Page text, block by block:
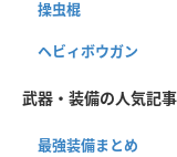
操虫棍
ヘビィボウガン
武器・装備の人気記事
最強装備まとめ